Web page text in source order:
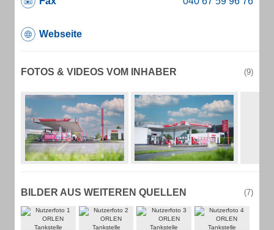
Webseite
FOTOS & VIDEOS VOM INHABER (9)
BILDER AUS WEITEREN QUELLEN (7)